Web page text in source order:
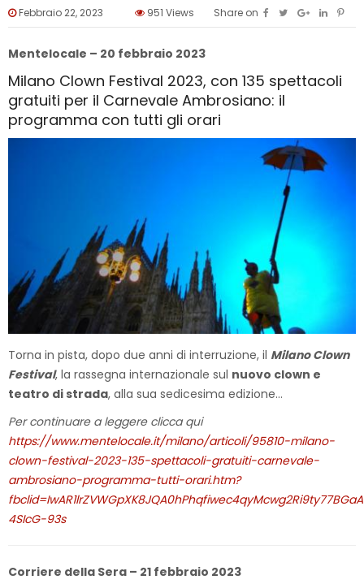
Febbraio 22, 2023 951 Views Share on
Mentelocale – 20 febbraio 2023
Milano Clown Festival 2023, con 135 spettacoli
gratuiti per il Carnevale Ambrosiano: il
programma con tutti gli orari
Torna in pista, dopo due anni di interruzione, il Milano Clown
Festival, la rassegna internazionale sul nuovo clown e
teatro di strada, alla sua sedicesima edizione…
Per continuare a leggere clicca qui
https://www.mentelocale.it/milano/articoli/95810-milano-
clown-festival-2023-135-spettacoli-gratuiti-carnevale-
ambrosiano-programma-tutti-orari.htm?
4SIcG-93s
Corriere della Sera – 21 febbraio 2023